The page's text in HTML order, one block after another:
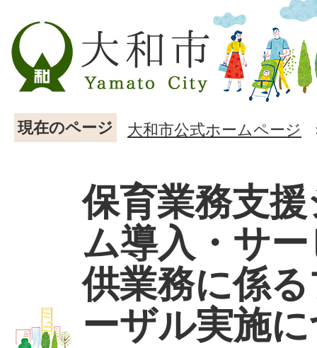
現在のページ 大和市公式ホームページ
保育業務支
ム導入・サ
供業務に係
ーザル実施